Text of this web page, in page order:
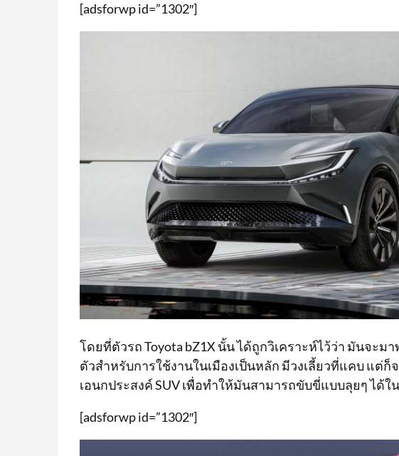
[adsforwp id=”1302″]
โดยที่ตัวรถ Toyota bZ1X นั้น ได้ถูกวิเคราะห์ไว้ว่า มันจะ
ตัวสำหรับการใช้งานในเมืองเป็นหลัก มีวงเลี้ยวที่แคบ แต่
เอนกประสงค์ SUV เพื่อทำให้มันสามารถขับขี่แบบลุยๆ ได้ใ
[adsforwp id=”1302″]